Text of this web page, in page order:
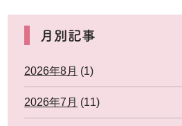
月別記事
2026年8月 (1)
2026年7月 (11)